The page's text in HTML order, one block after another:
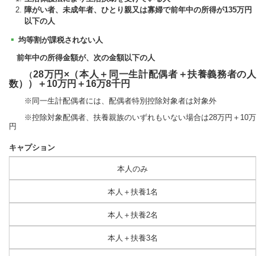
障がい者、未成年者、ひとり親又は寡婦で前年中の所得が135万円
以下の人
均等割が課税されない人
前年中の所得金額が、次の金額以下の人
（28万円×（本人＋同一生計配偶者＋扶養義務者の人
数））＋10万円＋16万8千円
※同一生計配偶者には、配偶者特別控除対象者は対象外
※控除対象配偶者、扶養親族のいずれもいない場合は28万円＋10万
円
キャプション
本人のみ
本人＋扶養1名
本人＋扶養2名
本人＋扶養3名